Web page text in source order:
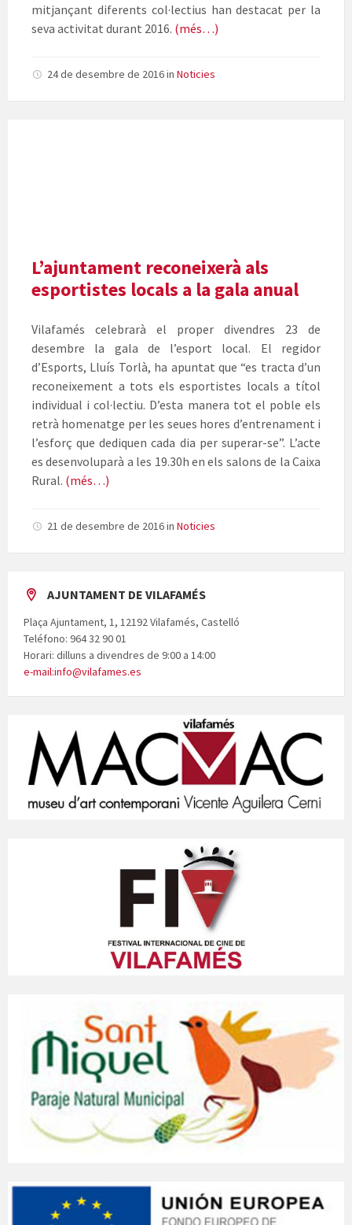
mitjançant diferents col·lectius han destacat per la
seva activitat durant 2016. (més…)
24 de desembre de 2016in Noticies
L’ajuntament reconeixerà als
esportistes locals a la gala anual
Vilafamés celebrarà el proper divendres 23 de
desembre la gala de l’esport local. El regidor
d’Esports, Lluís Torlà, ha apuntat que “es tracta d’un
reconeixement a tots els esportistes locals a títol
individual i col·lectiu. D’esta manera tot el poble els
retrà homenatge per les seues hores d’entrenament i
l’esforç que dediquen cada dia per superar-se”. L’acte
es desenvoluparà a les 19.30h en els salons de la Caixa
Rural. (més…)
21 de desembre de 2016in Noticies
AJUNTAMENT DE VILAFAMÉS
Plaça Ajuntament, 1, 12192 Vilafamés, Castelló
Teléfono: 964 32 90 01
Horari: dilluns a divendres de 9:00 a 14:00
e-mail:info@vilafames.es